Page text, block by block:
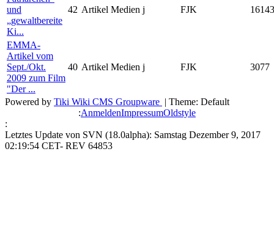
und
„gewaltbereite
Ki...
42 Artikel Medien j FJK 16143
EMMA-
Artikel vom
Sept./Okt.
2009 zum Film
"Der ...
40 Artikel Medien j FJK 3077
Powered by Tiki Wiki CMS Groupware | Theme: Default
:AnmeldenImpressumOldstyle
:
Letztes Update von SVN (18.0alpha): Samstag Dezember 9, 2017
02:19:54 CET- REV 64853